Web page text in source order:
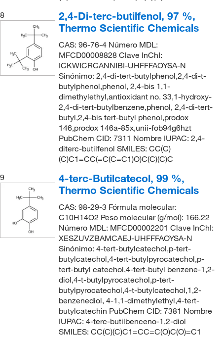
8
2,4-Di-terc-butilfenol, 97 %,
Thermo Scientific Chemicals
CAS: 96-76-4 Número MDL:
MFCD00008828 Clave InChI:
ICKWICRCANNIBI-UHFFFAOYSA-N
Sinónimo: 2,4-di-tert-butylphenol,2,4-di-t-
butylphenol,phenol, 2,4-bis 1,1-
dimethylethyl,antioxidant no. 33,1-hydroxy-
2,4-di-tert-butylbenzene,phenol, 2,4-di-tert-
butyl,2,4-bis tert-butyl phenol,prodox
146,prodox 146a-85x,unii-fob94g6hzt
PubChem CID: 7311 Nombre IUPAC: 2,4-
diterc-butilfenol SMILES: CC(C)
(C)C1=CC(=C(C=C1)O)C(C)(C)C
9
4-terc-Butilcatecol, 99 %,
Thermo Scientific Chemicals
CAS: 98-29-3 Fórmula molecular:
C10H14O2 Peso molecular (g/mol): 166.22
Número MDL: MFCD00002201 Clave InChI:
XESZUVZBAMCAEJ-UHFFFAOYSA-N
Sinónimo: 4-tert-butylcatechol,p-tert-
butylcatechol,4-tert-butylpyrocatechol,p-
tert-butyl catechol,4-tert-butyl benzene-1,2-
diol,4-t-butylpyrocatechol,p-tert-
butylpyrocatechol,4-t-butylcatechol,1,2-
benzenediol, 4-1,1-dimethylethyl,4-tert-
butylcatechin PubChem CID: 7381 Nombre
IUPAC: 4-terc-butilbenceno-1,2-diol
SMILES: CC(C)(C)C1=CC=C(O)C(O)=C1